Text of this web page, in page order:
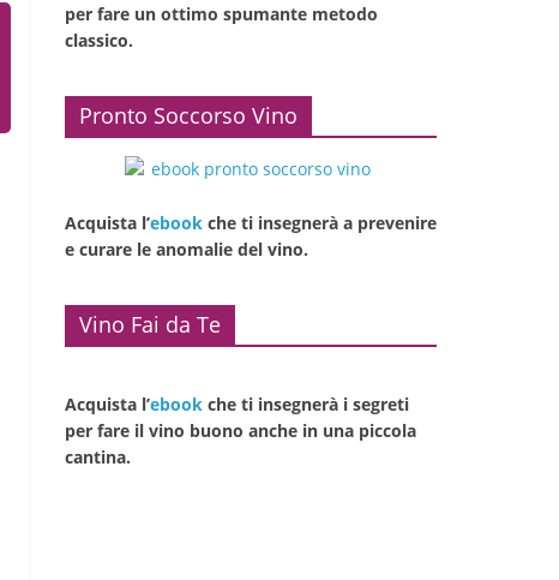
per fare un ottimo spumante metodo
classico.
Pronto Soccorso Vino
Acquista l’ebook che ti insegnerà a prevenire
e curare le anomalie del vino.
Vino Fai da Te
Acquista l’ebook che ti insegnerà i segreti
per fare il vino buono anche in una piccola
cantina.